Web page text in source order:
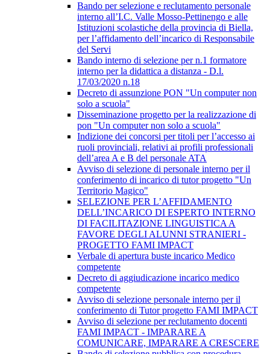
Bando per selezione e reclutamento personale
interno all’I.C. Valle Mosso-Pettinengo e alle
Istituzioni scolastiche della provincia di Biella,
per l’affidamento dell’incarico di Responsabile
del Servi
Bando interno di selezione per n.1 formatore
interno per la didattica a distanza - D.l.
17/03/2020 n.18
Decreto di assunzione PON "Un computer non
solo a scuola"
Disseminazione progetto per la realizzazione di
pon "Un computer non solo a scuola"
Indizione dei concorsi per titoli per l’accesso ai
ruoli provinciali, relativi ai profili professionali
dell’area A e B del personale ATA
Avviso di selezione di personale interno per il
conferimento di incarico di tutor progetto "Un
Territorio Magico"
SELEZIONE PER L’AFFIDAMENTO
DELL’INCARICO DI ESPERTO INTERNO
DI FACILITAZIONE LINGUISTICA A
FAVORE DEGLI ALUNNI STRANIERI -
PROGETTO FAMI IMPACT
Verbale di apertura buste incarico Medico
competente
Decreto di aggiudicazione incarico medico
competente
Avviso di selezione personale interno per il
conferimento di Tutor progetto FAMI IMPACT
Avviso di selezione per reclutamento docenti
FAMI IMPACT - IMPARARE A
COMUNICARE, IMPARARE A CRESCERE